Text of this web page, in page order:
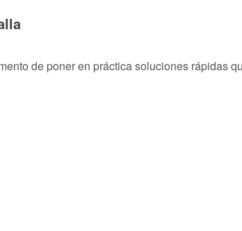
de poner en práctica soluciones rápidas